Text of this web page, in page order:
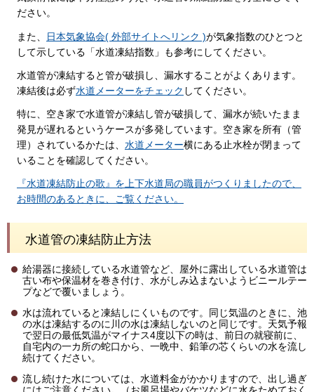
ださい。
また、 日本気象協会( 外部サイトへリンク )が気象指数のひとつと
して示している「水道凍結指数」も参考にしてください。
水道管が凍結すると管が破損し、漏水することがよくあります。
凍結後は必ず水道メーターをチェック してください。
特に、空き家で水道管が凍結し管が破損して、漏水が続いたまま
発見が遅れるというケースが多発しています。空き家を所有（管
理）されているかたは、 水道メーター横にある止水栓が閉まって
いることを確認してください。
『水道凍結防止の歌』を上下水道局の職員がつくりましたので、
お時間のあるときに、ご覧ください。
水道管の凍結防止方法
給湯器に接続している水道管など、屋外に露出している水道管は
古い布や保温材を巻き付け、水がしみ込まないようビニールテー
プなどで覆いましょう。
水は流れていると凍結しにくいものです。同じ気温のときに、池
の水は凍結するのに川の水は凍結しないのと同じです。天気予報
で翌日の最低気温がマイナス4度以下の時は、前日の就寝前に、
自宅内の一カ所の蛇口から、一晩中、鉛筆の芯くらいの水を流し
続けてください。
流し続けた水については、水道料金がかかりますので、出し過ぎ